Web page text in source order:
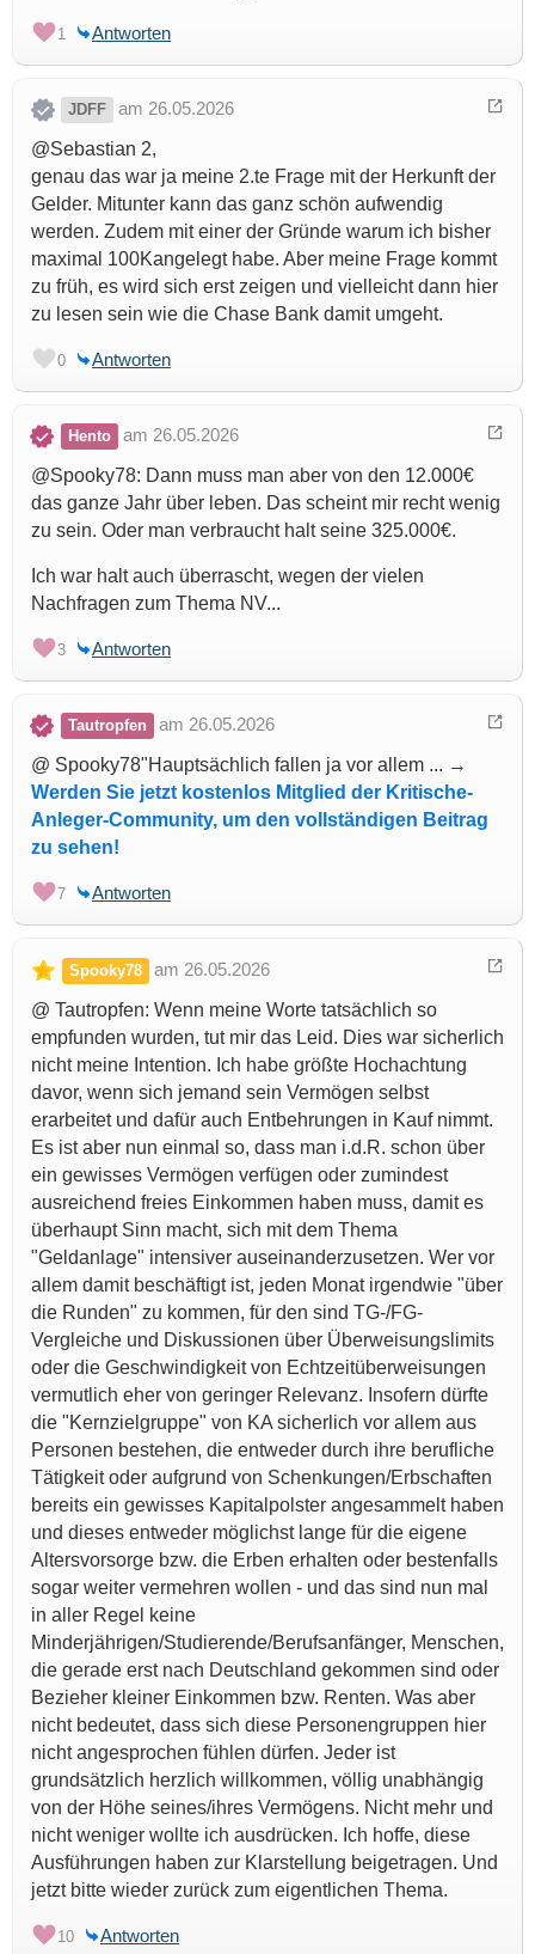
1 Antworten
JDFF
am 26.05.2026
@Sebastian 2,
genau das war ja meine 2.te Frage mit der Herkunft der
Gelder. Mitunter kann das ganz schön aufwendig
werden. Zudem mit einer der Gründe warum ich bisher
maximal 100Kangelegt habe. Aber meine Frage kommt
zu früh, es wird sich erst zeigen und vielleicht dann hier
zu lesen sein wie die Chase Bank damit umgeht.
0 Antworten
Hento
am 26.05.2026
@Spooky78: Dann muss man aber von den 12.000€
das ganze Jahr über leben. Das scheint mir recht wenig
zu sein. Oder man verbraucht halt seine 325.000€.
Ich war halt auch überrascht, wegen der vielen
Nachfragen zum Thema NV...
3 Antworten
Tautropfen
am 26.05.2026
@ Spooky78"Hauptsächlich fallen ja vor allem ... →
Werden Sie jetzt kostenlos Mitglied der Kritische-
Anleger-Community, um den vollständigen Beitrag
zu sehen!
7 Antworten
Spooky78
am 26.05.2026
@ Tautropfen: Wenn meine Worte tatsächlich so
empfunden wurden, tut mir das Leid. Dies war sicherlich
nicht meine Intention. Ich habe größte Hochachtung
davor, wenn sich jemand sein Vermögen selbst
erarbeitet und dafür auch Entbehrungen in Kauf nimmt.
Es ist aber nun einmal so, dass man i.d.R. schon über
ein gewisses Vermögen verfügen oder zumindest
ausreichend freies Einkommen haben muss, damit es
überhaupt Sinn macht, sich mit dem Thema
"Geldanlage" intensiver auseinanderzusetzen. Wer vor
allem damit beschäftigt ist, jeden Monat irgendwie "über
die Runden" zu kommen, für den sind TG-/FG-
Vergleiche und Diskussionen über Überweisungslimits
oder die Geschwindigkeit von Echtzeitüberweisungen
vermutlich eher von geringer Relevanz. Insofern dürfte
die "Kernzielgruppe" von KA sicherlich vor allem aus
Personen bestehen, die entweder durch ihre berufliche
Tätigkeit oder aufgrund von Schenkungen/Erbschaften
bereits ein gewisses Kapitalpolster angesammelt haben
und dieses entweder möglichst lange für die eigene
Altersvorsorge bzw. die Erben erhalten oder bestenfalls
sogar weiter vermehren wollen - und das sind nun mal
in aller Regel keine
Minderjährigen/Studierende/Berufsanfänger, Menschen,
die gerade erst nach Deutschland gekommen sind oder
Bezieher kleiner Einkommen bzw. Renten. Was aber
nicht bedeutet, dass sich diese Personengruppen hier
nicht angesprochen fühlen dürfen. Jeder ist
grundsätzlich herzlich willkommen, völlig unabhängig
von der Höhe seines/ihres Vermögens. Nicht mehr und
nicht weniger wollte ich ausdrücken. Ich hoffe, diese
Ausführungen haben zur Klarstellung beigetragen. Und
jetzt bitte wieder zurück zum eigentlichen Thema.
10 Antworten